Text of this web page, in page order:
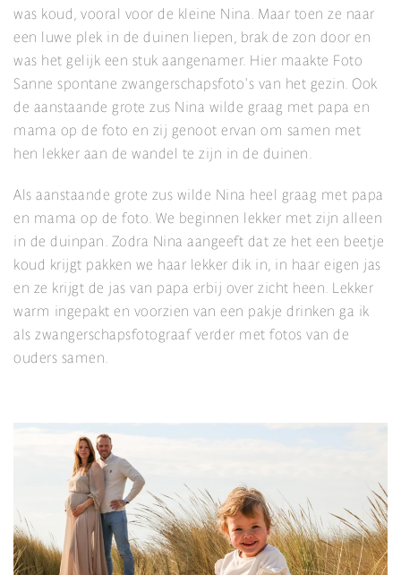
was koud, vooral voor de kleine Nina. Maar toen ze naar
een luwe plek in de duinen liepen, brak de zon door en
was het gelijk een stuk aangenamer. Hier maakte Foto
Sanne spontane zwangerschapsfoto's van het gezin. Ook
de aanstaande grote zus Nina wilde graag met papa en
mama op de foto en zij genoot ervan om samen met
hen lekker aan de wandel te zijn in de duinen.
Als aanstaande grote zus wilde Nina heel graag met papa
en mama op de foto. We beginnen lekker met zijn alleen
in de duinpan. Zodra Nina aangeeft dat ze het een beetje
koud krijgt pakken we haar lekker dik in, in haar eigen jas
en ze krijgt de jas van papa erbij over zicht heen. Lekker
warm ingepakt en voorzien van een pakje drinken ga ik
als zwangerschapsfotograaf verder met fotos van de
ouders samen.